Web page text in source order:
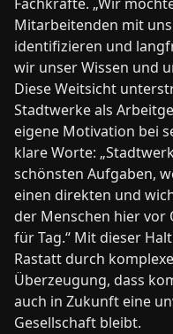
Mitarbeitenden mit
identifizieren und
wir unser Wissen und
Diese Weitsicht
Stadtwerke als
eigene Motivation bei
klare Worte:
schönsten Aufgaben,
einen direkten und
der Menschen hier vor
für Tag.“ Mit dieser
Rastatt durch
Überzeugung, dass
auch in Zukunft eine
Gesellschaft bleibt.